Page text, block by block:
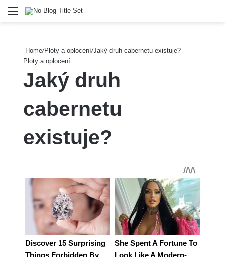
Menu
Home/Ploty a oplocení/Jaký druh cabernetu existuje?
Ploty a oplocení
Jaký druh
cabernetu
existuje?